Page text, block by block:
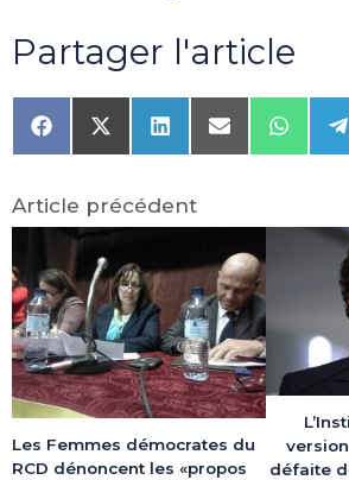
Partager l'article
Share
on
Share
on
(Twitter)
Share
on
Share
on
Share
on
Article précédent
Les Femmes démocrates du
RCD dénoncent les «propos
défaite